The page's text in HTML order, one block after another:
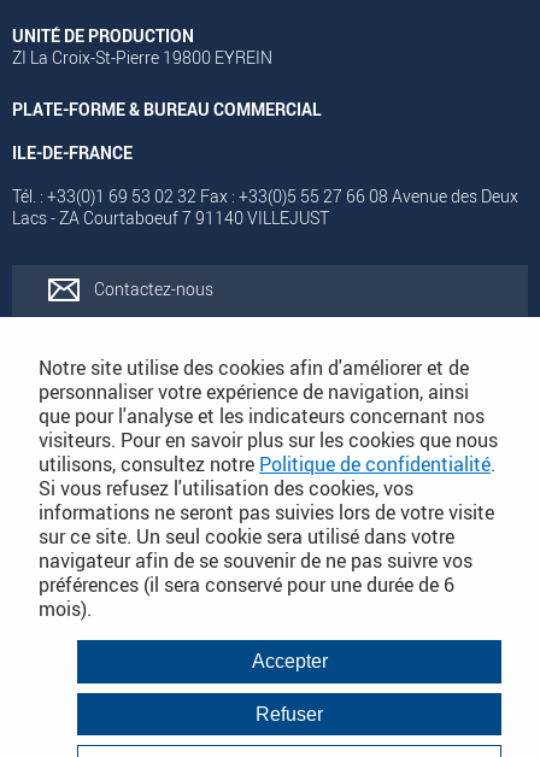
UNITÉ DE PRODUCTION
ZI La Croix-St-Pierre 19800 EYREIN
PLATE-FORME & BUREAU COMMERCIAL
ILE-DE-FRANCE
Tél. : +33(0)1 69 53 02 32 Fax : +33(0)5 55 27 66 08 Avenue des Deux
Lacs - ZA Courtaboeuf 7 91140 VILLEJUST
Contactez-nous
Catalogues
Conditions Générales de Vente
PLAN DU SITE DÉTAILLÉ
Conditions Générales de Vente
Mentions légales
Politique de Confidentialité
Notre site utilise des cookies afin d'améliorer et de
personnaliser votre expérience de navigation, ainsi
que pour l'analyse et les indicateurs concernant nos
visiteurs. Pour en savoir plus sur les cookies que nous
utilisons, consultez notre Politique de confidentialité.
Si vous refusez l'utilisation des cookies, vos
informations ne seront pas suivies lors de votre visite
sur ce site. Un seul cookie sera utilisé dans votre
navigateur afin de se souvenir de ne pas suivre vos
préférences (il sera conservé pour une durée de 6
mois).
Accepter
Refuser